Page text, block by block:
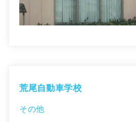
荒尾自動車学校
その他